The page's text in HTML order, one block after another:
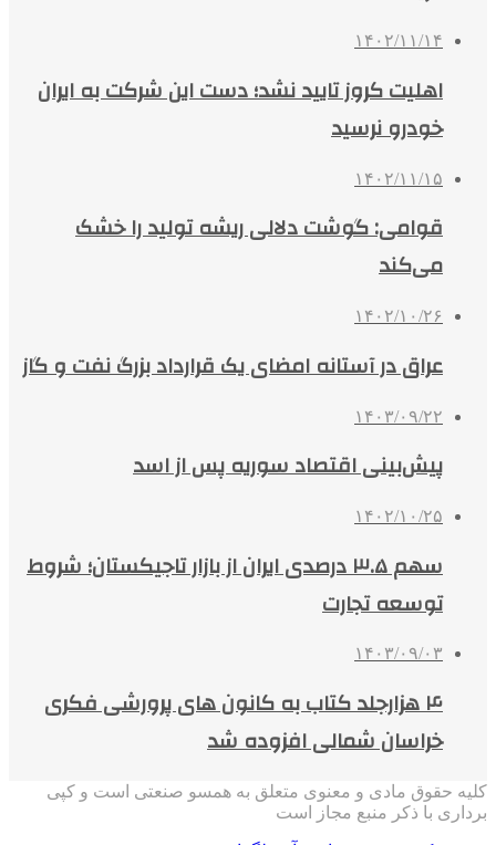
۱۴۰۲/۱۱/۱۴
اهلیت کروز تایید نشد؛ دست این شرکت به ایران
خودرو نرسید
۱۴۰۲/۱۱/۱۵
قوامی: گوشت دلالی ریشه تولید را خشک
می‌کند
۱۴۰۲/۱۰/۲۶
عراق در آستانه امضای یک قرارداد بزرگ نفت و گاز
۱۴۰۳/۰۹/۲۲
پیش‌بینی اقتصاد سوریه پس از اسد
۱۴۰۲/۱۰/۲۵
سهم ۳.۵ درصدی ایران از بازار تاجیکستان؛ شروط
توسعه تجارت
۱۴۰۳/۰۹/۰۳
۴ هزارجلد کتاب به کانون های پرورشی فکری
خراسان شمالی افزوده شد
کلیه حقوق مادی و معنوی متعلق به همسو صنعتی است و کپی
برداری با ذکر منبع مجاز است